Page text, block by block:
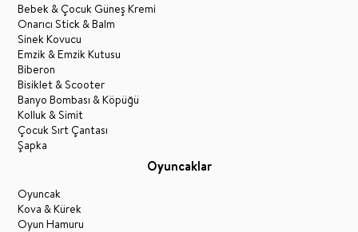
Bebek & Çocuk Güneş Kremi
Onarıcı Stick & Balm
Sinek Kovucu
Emzik & Emzik Kutusu
Biberon
Bisiklet & Scooter
Banyo Bombası & Köpüğü
Kolluk & Simit
Çocuk Sırt Çantası
Şapka
Oyuncaklar
Oyuncak
Kova & Kürek
Oyun Hamuru